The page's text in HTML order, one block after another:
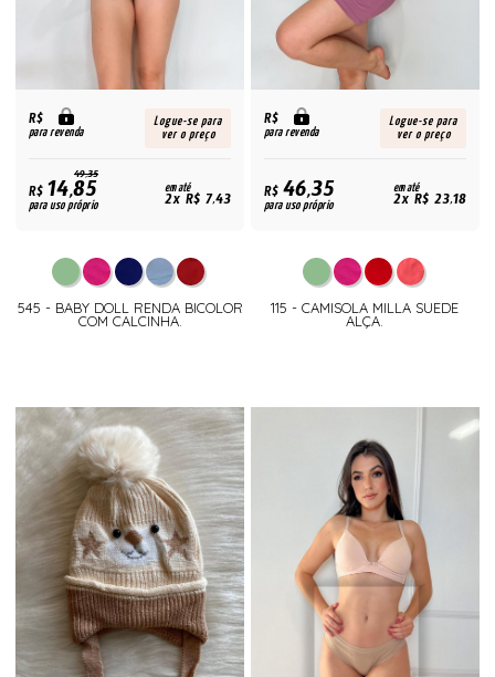
R$
para revenda
Logue-se para
ver o preço
49,35
R$14,85
para uso próprio
em até
2x R$ 7,43
545 - BABY DOLL RENDA BICOLOR
COM CALCINHA.
R$
para revenda
Logue-se para
ver o preço
R$46,35
para uso próprio
em até
2x R$ 23,18
115 - CAMISOLA MILLA SUEDE
ALÇA.